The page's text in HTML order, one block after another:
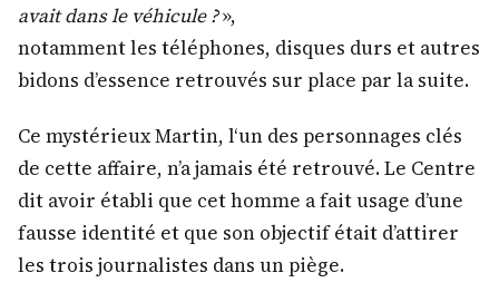
avait dans le véhicule ?»,
notamment les téléphones, disques durs et autres
bidons d’essence retrouvés sur place par la suite.
Ce mystérieux Martin, l‘un des personnages clés
de cette affaire, n’a jamais été retrouvé. Le Centre
dit avoir établi que cet homme a fait usage d’une
fausse identité et que son objectif était d’attirer
les trois journalistes dans un piège.